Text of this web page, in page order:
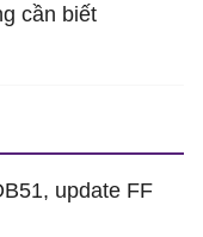
cần biết
update FF